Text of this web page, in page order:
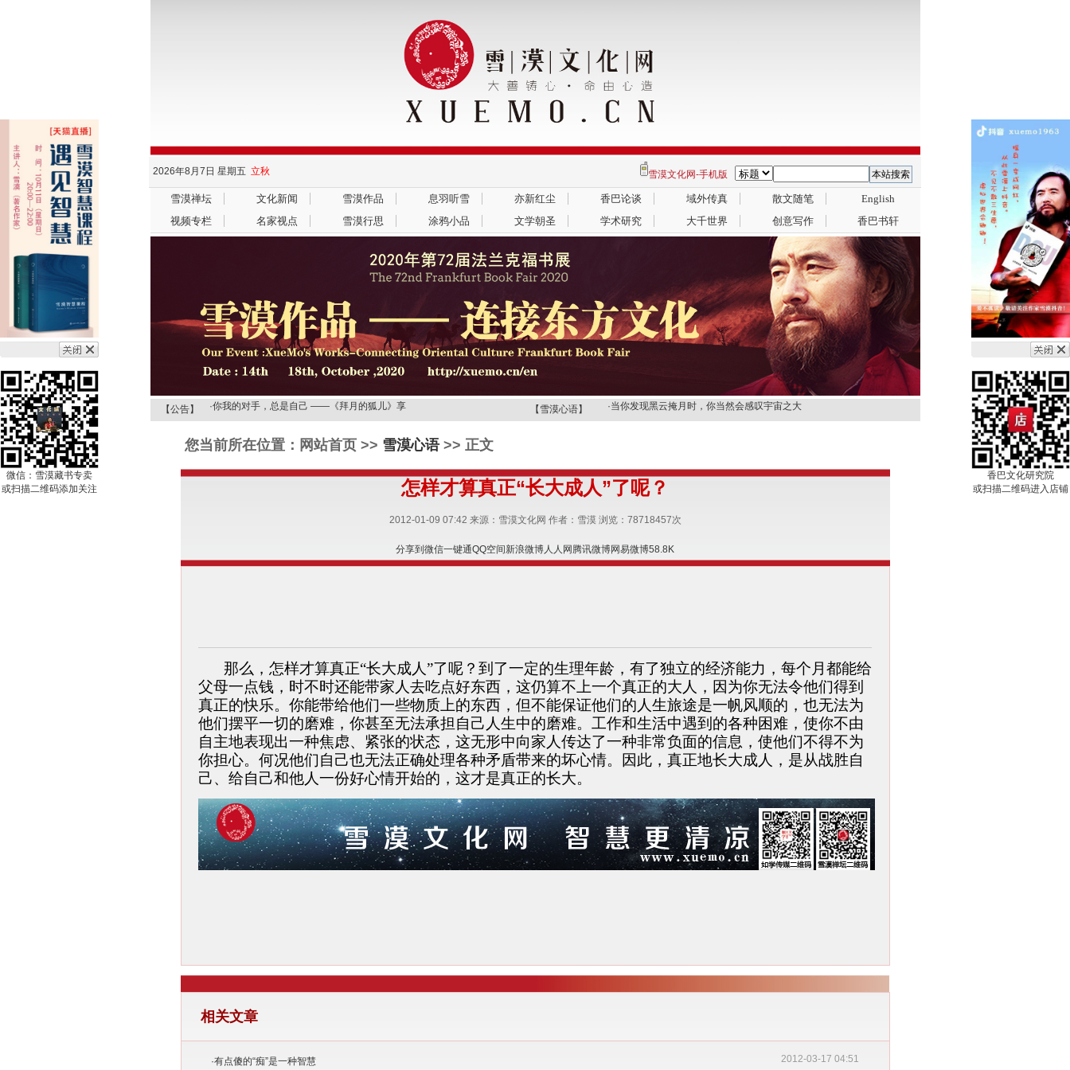
2026年8月7日 星期五 立秋 雪漠文化网-手机版
雪漠禅坛 文化新闻 雪漠作品 息羽听雪 亦新红尘 香巴论谈 域外传真 散文随笔
English
视频专栏
名家视点 雪漠行思 涂鸦小品 文学朝圣 学术研究 大千世界 创意写作 香巴书轩
【公告】
·你我的对手，总是自己 ——《拜月的狐儿》享
· 在诗歌的季节走进“春天”——《拜月的狐儿
《野狐岭》探秘之——给梦想一次选择的机会
《野狐岭》探秘之——解读木鱼爸忧伤的眼神
·你我的对手，总是自己 ——《拜月的狐儿》享
·《野狐岭》探秘之——给梦想一次选择的机会
《野狐岭》探秘之——骆驼的启示
·《野狐岭》探秘之——解读木鱼爸忧伤的眼神
【雪漠心语】
你眼里的世界是天堂，那就是天堂
·当你发现黑云掩月时，你当然会感叹宇宙之大
· 领受狮子乳的，必须是上等的容器。
·你舍不得用念头去打扰它
·你眼里的世界是天堂，那就是天堂
·当你发现黑云掩月时，你当然会感叹宇宙之大
·领受狮子乳的，必须是上等的容器。
·一切欲望都像梦一样，很快就会过去。
·你舍不得用念头去打扰它
微信：雪漠藏书专卖
或扫描二维码添加关注
香巴文化研究院
或扫描二维码进入店铺
您当前所在位置：网站首页 >> 雪漠心语>> 正文
怎样才算真正“长大成人”了呢？
2012-01-09 07:42 来源：雪漠文化网 作者：雪漠 浏览： 78718457次
分享到 微信一键通QQ空间新浪微博人人网 腾讯微博网易微博58.8K
那么，怎样才算真正“长大成人”了呢？到了一定的生理年龄，有了独立的经济能力，每个月都能给
父母一点钱，时不时还能带家人去吃点好东西，这仍算不上一个真正的大人，因为你无法令他们得到
真正的快乐。你能带给他们一些物质上的东西，但不能保证他们的人生旅途是一帆风顺的，也无法为
他们摆平一切的磨难，你甚至无法承担自己人生中的磨难。工作和生活中遇到的各种困难，使你不由
自主地表现出一种焦虑、紧张的状态，这无形中向家人传达了一种非常负面的信息，使他们不得不为
你担心。何况他们自己也无法正确处理各种矛盾带来的坏心情。因此，真正地长大成人，是从战胜自
己、给自己和他人一份好心情开始的，这才是真正的长大。
相关文章
·有点傻的“痴”是一种智慧
2012-03-17 04:51